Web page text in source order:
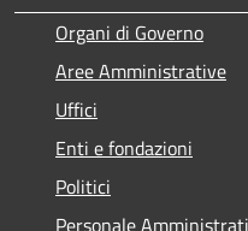
Organi di Governo
Aree Amministrative
Uffici
Enti e fondazioni
Politici
Personale